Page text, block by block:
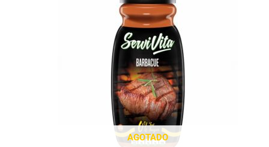
AGOTADO